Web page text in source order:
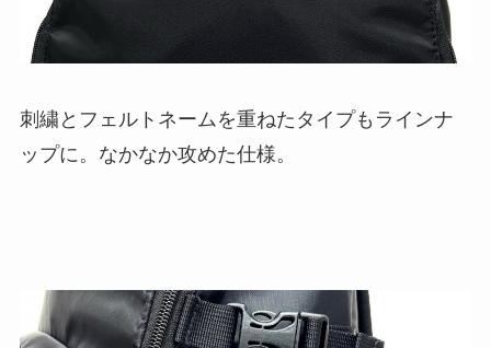
刺繍とフェルトネームを重ねたタイプもラインナ
ップに。なかなか攻めた仕様。